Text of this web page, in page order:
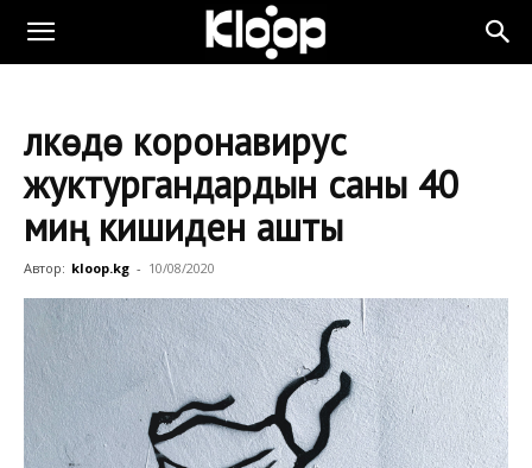
Өлкөдө коронавирус
жуктургандардын саны 40
миң кишиден ашты
Автор: kloop.kg - 10/08/2020